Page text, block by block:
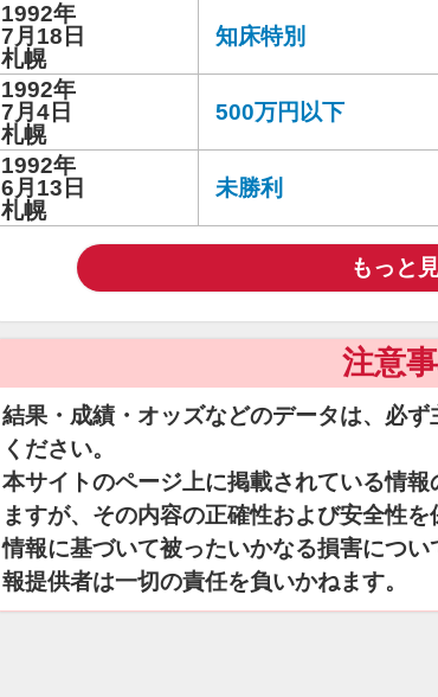
1992年
7月18日
札幌
知床特別
1992年
7月4日
札幌
500万円以下
1992年
6月13日
札幌
未勝利
もっと
注意
結果・成績・オッズなどのデータは、必
ください。
本サイトのページ上に掲載されている情
ますが、その内容の正確性および安全性
情報に基づいて被ったいかなる損害につ
報提供者は一切の責任を負いかねます。